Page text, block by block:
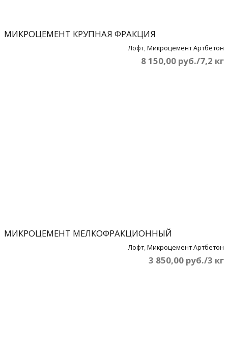
МИКРОЦЕМЕНТ КРУПНАЯ ФРАКЦИЯ
Лофт,Микроцемент Артбетон
8 150,00 руб./7,2 кг
МИКРОЦЕМЕНТ МЕЛКОФРАКЦИОННЫЙ
Лофт,Микроцемент Артбетон
3 850,00 руб./3 кг